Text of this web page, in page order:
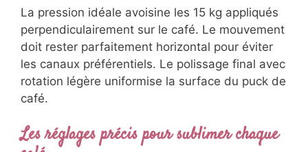
La pression idéale avoisine les 15 kg appliqués
perpendiculairement sur le café. Le mouvement
doit rester parfaitement horizontal pour éviter
les canaux préférentiels. Le polissage final avec
rotation légère uniformise la surface du puck de
café.
Les réglages précis pour sublimer chaque